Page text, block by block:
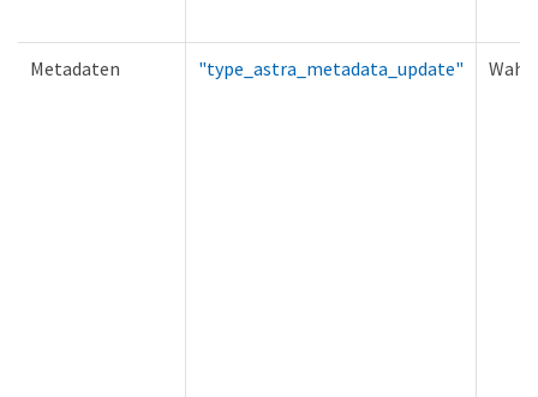
Metadaten "type_astra_metadata_update" Wahr